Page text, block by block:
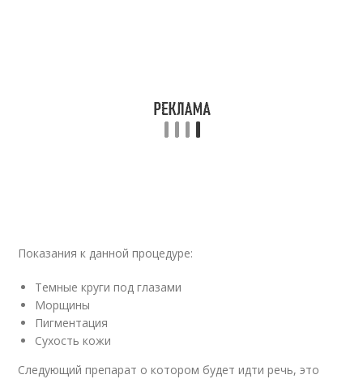
Показания к данной процедуре:
Темные круги под глазами
Морщины
Пигментация
Сухость кожи
Следующий препарат о котором будет идти речь, это